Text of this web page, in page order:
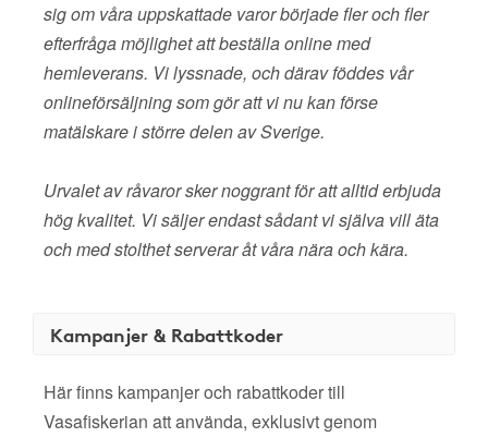
sig om våra uppskattade varor började fler och fler
efterfråga möjlighet att beställa online med
hemleverans. Vi lyssnade, och därav föddes vår
onlineförsäljning som gör att vi nu kan förse
matälskare i större delen av Sverige.
Urvalet av råvaror sker noggrant för att alltid erbjuda
hög kvalitet. Vi säljer endast sådant vi själva vill äta
och med stolthet serverar åt våra nära och kära.
Kampanjer & Rabattkoder
Här finns kampanjer och rabattkoder till
Vasafiskerian att använda, exklusivt genom